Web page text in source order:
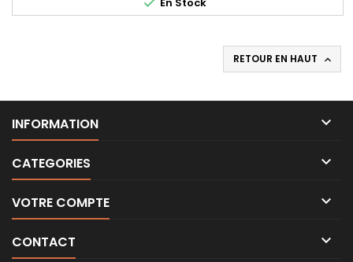
RETOUR EN HAUT 
INFORMATION 
CATEGORIES 
VOTRE COMPTE 
CONTACT 